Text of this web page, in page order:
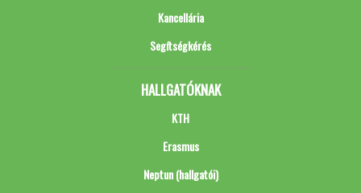
Kancellária
Segítségkérés
HALLGATÓKNAK
KTH
Erasmus
Neptun (hallgatói)